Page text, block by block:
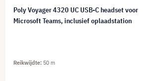
Poly Voyager 4320 UC USB-C headset voor
Microsoft Teams, inclusief oplaadstation
Reikwijdte 50 m